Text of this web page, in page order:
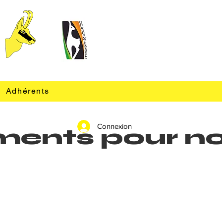
Adhérents
Connexion
pour